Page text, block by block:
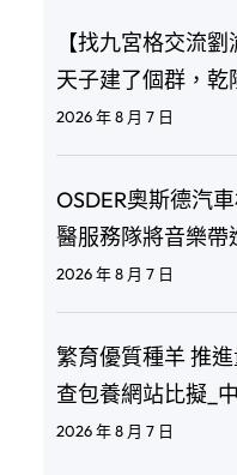
【找九宮格交流
天子建了個群，乾
2026 年 8 月 7 日
OSDER奧斯德汽
醫服務隊將音樂帶
2026 年 8 月 7 日
繁育優質種羊 推進
查包養網站比擬_
2026 年 8 月 7 日